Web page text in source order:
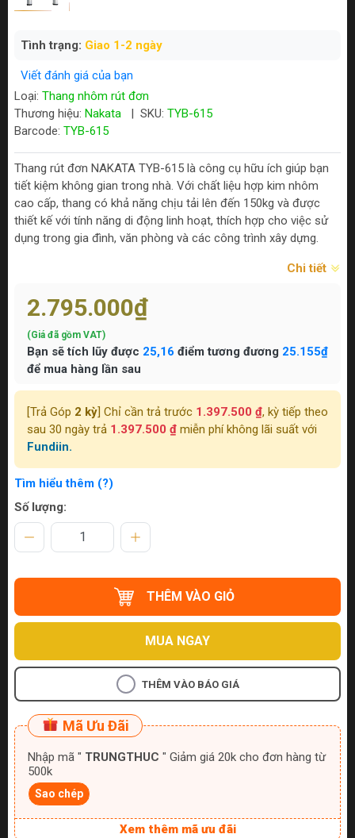
Tình trạng: Giao 1-2 ngày
Viết đánh giá của bạn
Loại: Thang nhôm rút đơn
Thương hiệu: Nakata SKU: TYB-615
Barcode: TYB-615
Thang rút đơn NAKATA TYB-615 là công cụ hữu ích giúp bạn
tiết kiệm không gian trong nhà. Với chất liệu hợp kim nhôm
cao cấp, thang có khả năng chịu tải lên đến 150kg và được
thiết kế với tính năng di động linh hoạt, thích hợp cho việc sử
dụng trong gia đình, văn phòng và các công trình xây dựng.
Chi tiết
2.795.000₫
(Giá đã gồm VAT)
Bạn sẽ tích lũy được 25,16 điểm tương đương 25.155₫
để mua hàng lần sau
[Trả Góp 2 kỳ ] Chỉ cần trả trước 1.397.500 ₫, kỳ tiếp theo
sau 30 ngày trả 1.397.500 ₫ miễn phí không lãi suất với
Fundiin.
Tìm hiểu thêm (?)
Số lượng:
THÊM VÀO GIỎ
MUA NGAY
THÊM VÀO BÁO GIÁ
Mã Ưu Đãi
Nhập mã " TRUNGTHUC " Giảm giá 20k cho đơn hàng từ
500k
Sao chép
Xem thêm mã ưu đãi